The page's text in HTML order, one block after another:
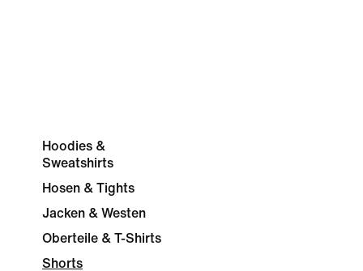
Hoodies &
Sweatshirts
Hosen & Tights
Jacken & Westen
Oberteile & T-Shirts
Shorts